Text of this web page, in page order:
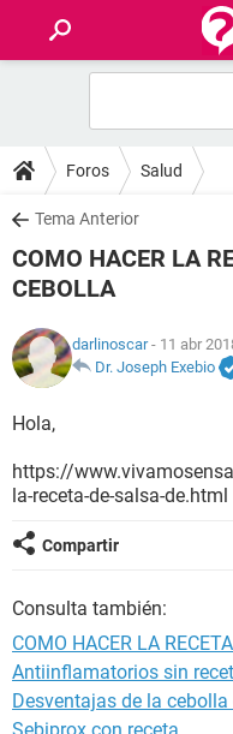
FOROS
SALUD
FAMILIA
NUTRICIÓN
SEXUALIDAD
Foros Salud
Tema Anterior
COMO HACER LA
CEBOLLA
darlinoscar- 11 abr
Dr. Joseph Exebio
Hola,
https://
la-receta-de-salsa-de.html
Compartir
Consulta también:
COMO HACER LA
Antiinflamatorios sin
Desventajas de la